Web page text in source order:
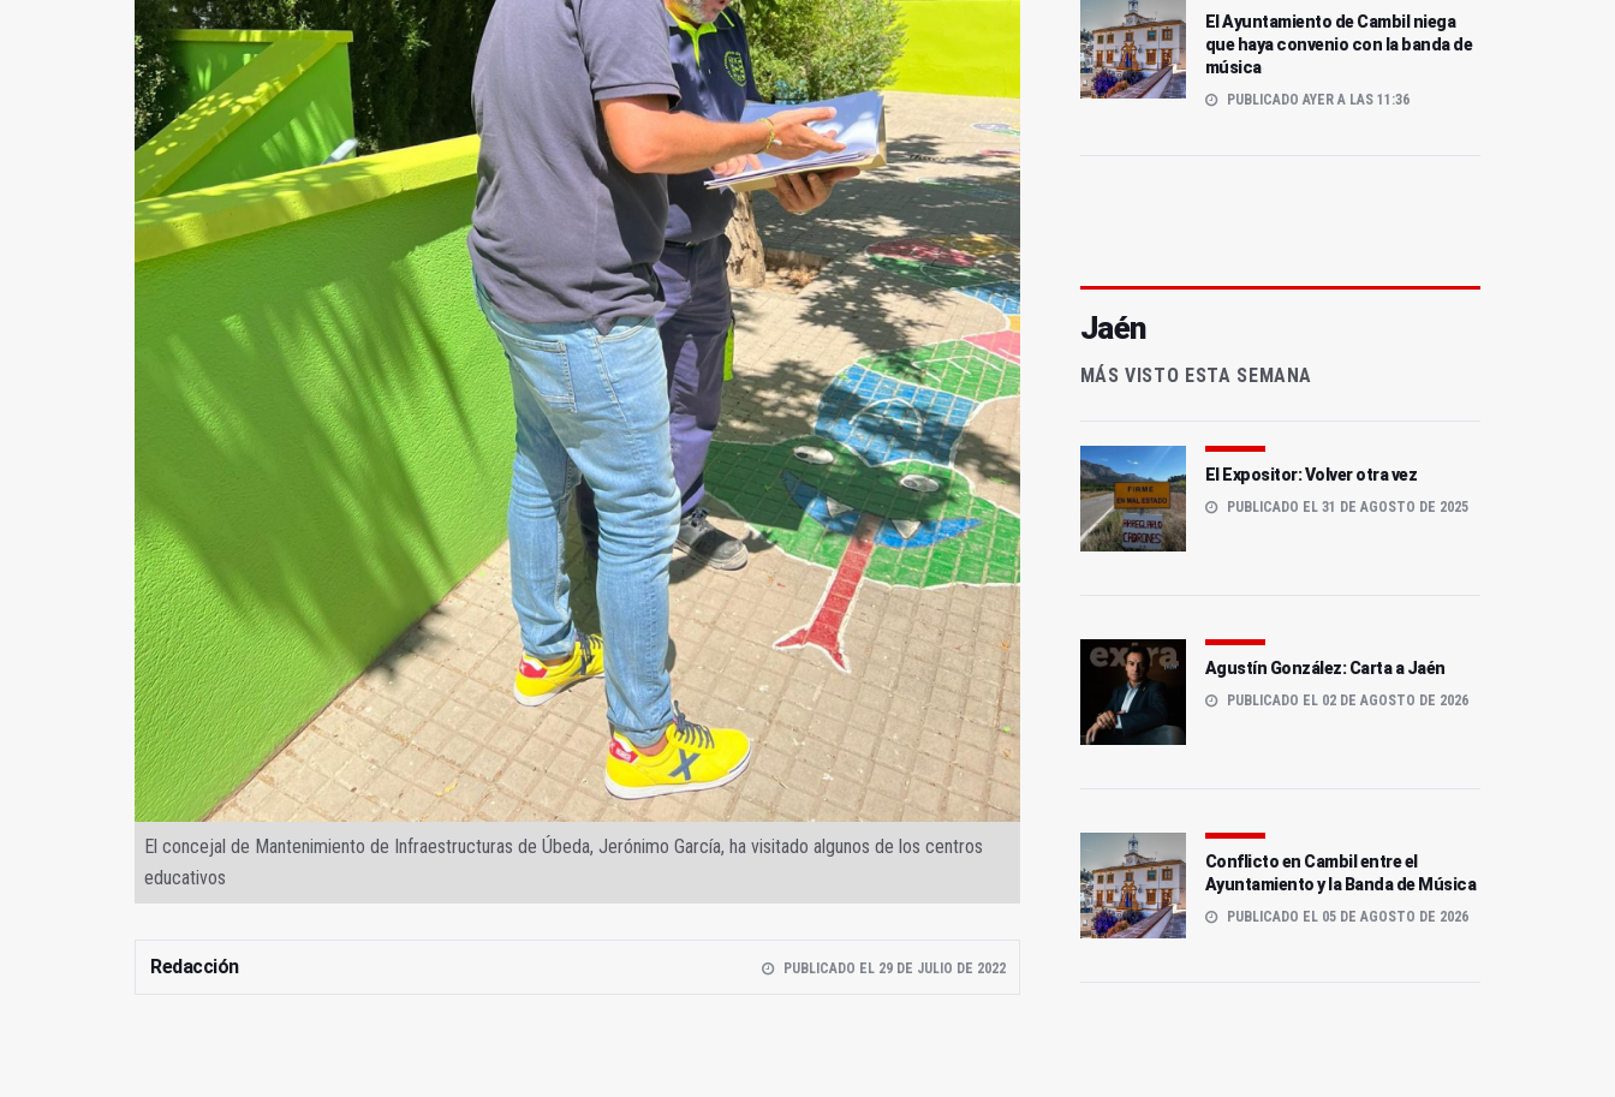
El concejal de Mantenimiento de Infraestructuras de Úbeda, Jerónimo García, ha visitado algunos de los centros
educativos
Redacción PUBLICADO EL 29 DE JULIO DE 2022
El Ayuntamiento de Cambil niega
que haya convenio con la banda de
música
PUBLICADO AYER A LAS 11:36
Jaén
MÁS VISTO ESTA SEMANA
El Expositor: Volver otra vez
PUBLICADO EL 31 DE AGOSTO DE 2025
Agustín González: Carta a Jaén
PUBLICADO EL 02 DE AGOSTO DE 2026
Conflicto en Cambil entre el
Ayuntamiento y la Banda de Música
PUBLICADO EL 05 DE AGOSTO DE 2026